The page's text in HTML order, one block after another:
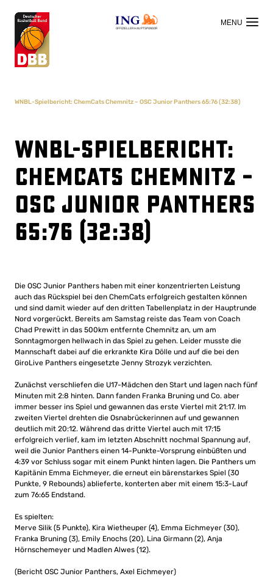
OFFIZIELLER HAUPTSPONSOR
WNBL-Spielbericht: ChemCats Chemnitz – OSC Junior Panthers 65:76 (32:38)
WNBL-Spielbericht:
ChemCats Chemnitz –
OSC Junior Panthers
65:76 (32:38)
Die OSC Junior Panthers haben mit einer konzentrierten Leistung
auch das Rückspiel bei den ChemCats erfolgreich gestalten können
und sind damit wieder auf den dritten Tabellenplatz in der Hauptrunde
Nord vorgerückt. Bereits am Samstag reiste das Team von Coach
Chad Prewitt in das 500km entfernte Chemnitz an, um am
Sonntagmorgen hellwach in das Spiel zu gehen. Leider musste die
Mannschaft dabei auf die erkrankte Kira Dölle und auf die bei den
GiroLive Panthers eingesetzte Jenny Strozyk verzichten.
Zunächst verschliefen die U17-Mädchen den Start und lagen nach fünf
Minuten mit 2:8 hinten. Dann fanden Franka Bruning und Co. aber
immer besser ins Spiel und gewannen das erste Viertel mit 21:17. Im
zweiten Viertel drehten die Osnabrückerinnen auf und gewannen
deutlich mit 20:12. Während das dritte Viertel auch mit 17:15
erfolgreich verlief, kam im letzten Abschnitt nochmal Spannung auf,
weil die Junior Panthers einen 14-Punkte-Vorsprung einbüßten und
4:39 vor Schluss sogar mit einem Punkt hinten lagen. Die Panthers um
Kapitänin Emma Eichmeyer, die erneut ein bärenstarkes Spiel (30
Punkte, 9 Rebounds) ablieferte, konterten aber mit einem 15:3-Lauf
zum 76:65 Endstand.
Es spielten:
Merve Silik (5 Punkte), Kira Wietheuper (4), Emma Eichmeyer (30),
Franka Bruning (3), Emily Enochs (20), Lina Girmann (2), Anja
Hörnschemeyer und Madlen Alwes (12).
(Bericht OSC Junior Panthers, Axel Eichmeyer)